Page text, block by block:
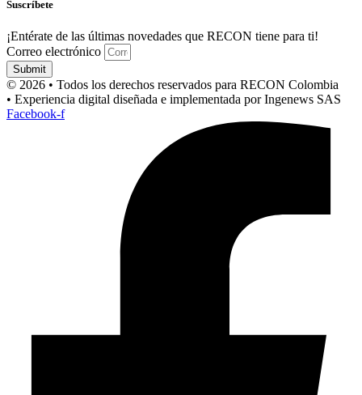
Suscríbete
¡Entérate de las últimas novedades que RECON tiene para ti!
Correo electrónico
Submit
© 2026 • Todos los derechos reservados para RECON Colombia
• Experiencia digital diseñada e implementada por Ingenews SAS
Facebook-f